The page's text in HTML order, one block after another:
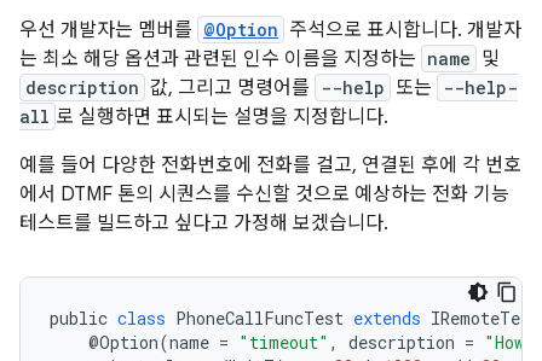
우선 개발자는 멤버를 @Option 주석으로 표시합니다. 개발자
는 최소 해당 옵션과 관련된 인수 이름을 지정하는 name 및
description 값, 그리고 명령어를 --help 또는
--help-
all 로 실행하면 표시되는 설명을 지정합니다.
예를 들어 다양한 전화번호에 전화를 걸고, 연결된 후에 각 번호
에서 DTMF 톤의 시퀀스를 수신할 것으로 예상하는 전화 기능
테스트를 빌드하고 싶다고 가정해 보겠습니다.
public class PhoneCallFuncTest extends IRemoteTest
@Option(name = "timeout" , description =